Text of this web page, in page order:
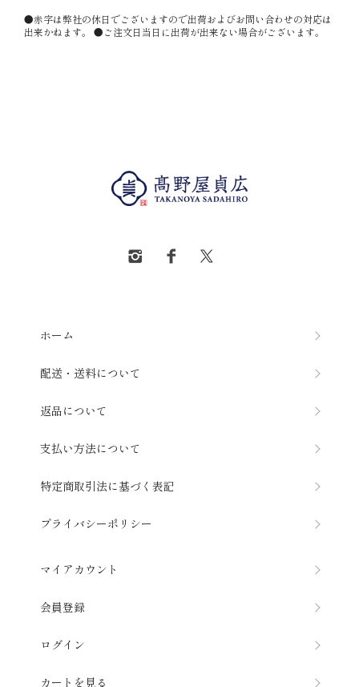
●赤字は弊社の休日でございますので出荷およびお問い合わせの対応は
出来かねます。 ●ご注文日当日に出荷が出来ない場合がございます。
ホーム
配送・送料について
返品について
支払い方法について
特定商取引法に基づく表記
プライバシーポリシー
マイアカウント
会員登録
ログイン
カートを見る